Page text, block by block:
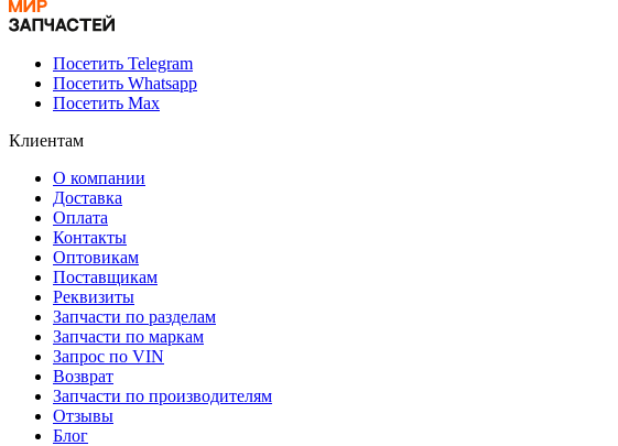
Посетить Telegram
Посетить Whatsapp
Посетить Max
Клиентам
О компании
Доставка
Оплата
Контакты
Оптовикам
Поставщикам
Реквизиты
Запчасти по разделам
Запчасти по маркам
Запрос по VIN
Возврат
Запчасти по производителям
Отзывы
Блог